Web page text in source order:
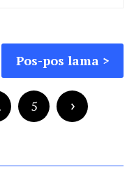
Pos-pos lama
5